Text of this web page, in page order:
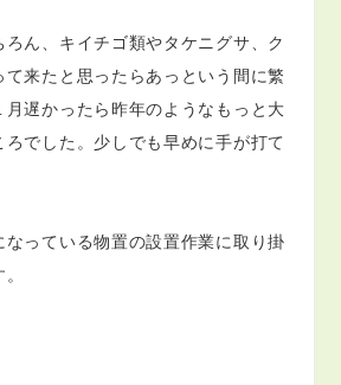
ん、キイチゴ類やタケニグサ、ク
来たと思ったらあっという間に繁
遅かったら昨年のようなもっと大
でした。少しでも早めに手が打て
っている物置の設置作業に取り掛